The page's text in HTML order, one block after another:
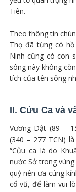
Tiên.
Theo thông tin
Thọ đã từng có
Ninh cũng có con
sông này không
tích của tên sông
II. Cửu Ca và
Vương Dật (89 –
(340 – 277 TCN)
“Cửu ca là do
nước Sở trong
quỷ nên ưa cúng
cổ vũ, để làm vui